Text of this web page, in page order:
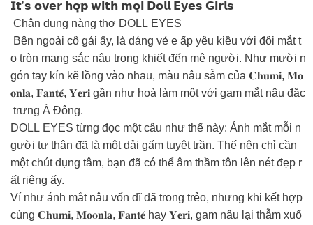
𝗜𝘁’𝘀 𝗼𝘃𝗲𝗿 𝗵𝗼̛̣𝗽 𝘄𝗶𝘁𝗵 𝗺𝗼̣𝗶 𝗗𝗼𝗹𝗹 𝗘𝘆𝗲𝘀 𝗚𝗶𝗿𝗹𝘀
Chân dung nàng thơ DOLL EYES
Bên ngoài cô gái ấy, là dáng vẻ e ấp yêu kiều với đôi mắt t
o tròn mang sắc nâu trong khiết đến mê người. Như mười n
gón tay kín kẽ lồng vào nhau, màu nâu sẫm của 𝐂𝐡𝐮𝐦𝐢, 𝐌𝐨
𝐨𝐧𝐥𝐚, 𝐅𝐚𝐧𝐭𝐞́, 𝐘𝐞𝐫𝐢 gần như hoà làm một với gam mắt nâu đặc
trưng Á Đông.
DOLL EYES từng đọc một câu như thế này: Ánh mắt mỗi n
gười tự thân đã là một dải gấm tuyệt trần. Thế nên chỉ cần
một chút dụng tâm, bạn đã có thể âm thầm tôn lên nét đẹp r
ất riêng ấy.
Ví như ánh mắt nâu vốn dĩ đã trong trẻo, nhưng khi kết hợp
cùng 𝐂𝐡𝐮𝐦𝐢, 𝐌𝐨𝐨𝐧𝐥𝐚, 𝐅𝐚𝐧𝐭𝐞́ hay 𝐘𝐞𝐫𝐢, gam nâu lại thẫm xuố